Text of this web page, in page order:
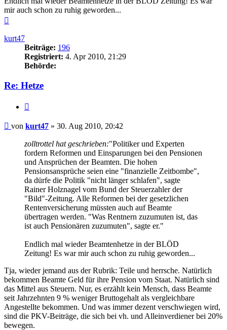
mir auch schon zu ruhig geworden...
kurt47
Beiträge: 196
Registriert: 4. Apr 2010, 21:29
Behörde:
Re: Hetze
Beitrag
von kurt47 » 30. Aug 2010, 20:42
zolltrottel hat geschrieben:"Politiker und Experten
fordern Reformen und Einsparungen bei den Pensionen
und Ansprüchen der Beamten. Die hohen
Pensionsansprüche seien eine "finanzielle Zeitbombe",
da dürfe die Politik "nicht länger schlafen", sagte
Rainer Holznagel vom Bund der Steuerzahler der
"Bild"-Zeitung. Alle Reformen bei der gesetzlichen
Rentenversicherung müssten auch auf Beamte
übertragen werden. "Was Rentnern zuzumuten ist, das
ist auch Pensionären zuzumuten", sagte er."
Endlich mal wieder Beamtenhetze in der BLÖD
Zeitung! Es war mir auch schon zu ruhig geworden...
Tja, wieder jemand aus der Rubrik: Teile und herrsche. Natürlich
bekommen Beamte Geld für ihre Pension vom Staat. Natürlich sind
das Mittel aus Steuern. Nur, es erzählt kein Mensch, dass Beamte
seit Jahrzehnten 9 % weniger Bruttogehalt als vergleichbare
Angestellte bekommen. Und was immer dezent verschwiegen wird,
sind die PKV-Beiträge, die sich bei vh. und Alleinverdiener bei 20%
bewegen.